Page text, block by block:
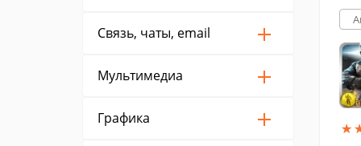
Связь, чаты, email
Мультимедиа
Графика
★
★